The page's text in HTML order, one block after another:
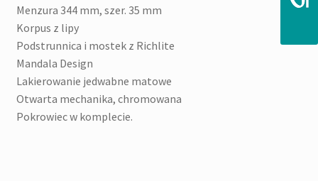
Menzura 344 mm, szer. 35 mm
Korpus z lipy
Podstrunnica i mostek z Richlite
Mandala Design
Lakierowanie jedwabne matowe
Otwarta mechanika, chromowana
Pokrowiec w komplecie.